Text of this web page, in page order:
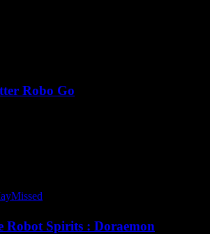
Robo Go
Robot Spirits : Doraemon